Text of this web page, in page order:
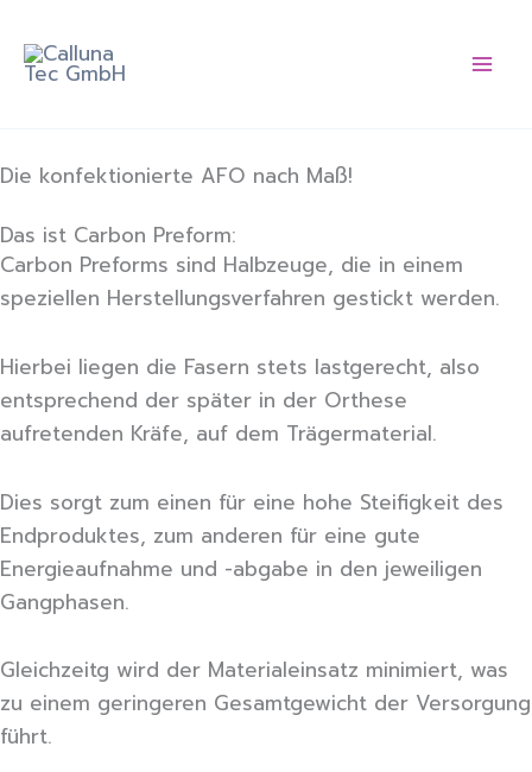
Inhalt
springen
Die konfektionierte AFO nach Maß!
Das ist Carbon Preform:
Carbon Preforms sind Halbzeuge, die in einem
speziellen Herstellungsverfahren gestickt werden.
Hierbei liegen die Fasern stets lastgerecht, also
entsprechend der später in der Orthese
aufretenden Kräfe, auf dem Trägermaterial.
Dies sorgt zum einen für eine hohe Steifigkeit des
Endproduktes, zum anderen für eine gute
Energieaufnahme und -abgabe in den jeweiligen
Gangphasen.
Gleichzeitg wird der Materialeinsatz minimiert, was
zu einem geringeren Gesamtgewicht der Versorgung
führt.